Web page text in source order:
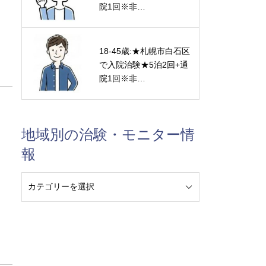
院1回※非…
18-45歳:★札幌市白石区
で入院治験★5泊2回+通
院1回※非…
地域別の治験・モニター情
報